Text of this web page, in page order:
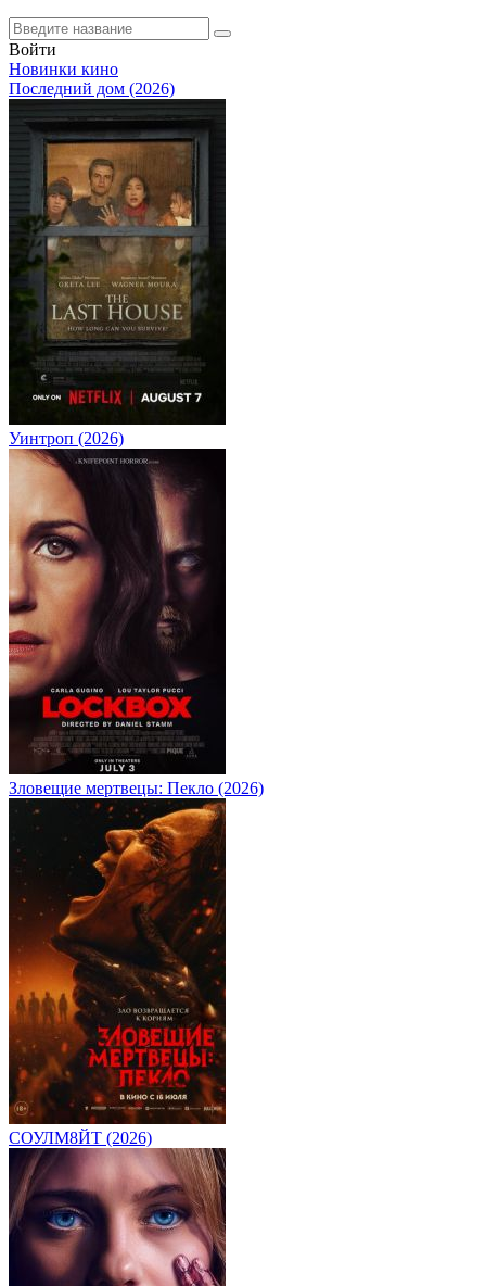
Войти
Новинки кино
Последний дом (2026)
Уинтроп (2026)
Зловещие мертвецы: Пекло (2026)
СОУЛМ8ЙТ (2026)